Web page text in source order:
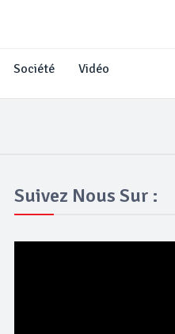
Société Vidéo
Suivez Nous Sur :